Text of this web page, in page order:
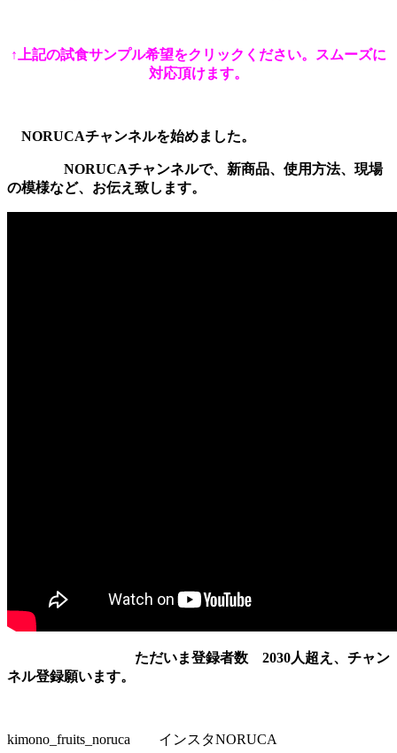
↑ 上記の試食サンプル希望をクリックください。
スムーズに
対応頂けます。
NORUCAチャンネルを始めました。
NORUCAチャンネルで、新商品、使用方法、現場
の模様など、お伝え致します。
ただいま登録者数 2030人超え、チャン
ネル登録願います。
kimono_fruits_noruca インスタNORUCA